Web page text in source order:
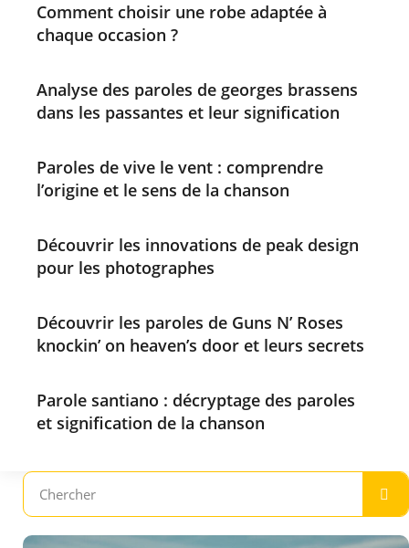
Comment choisir une robe adaptée à
chaque occasion ?
Analyse des paroles de georges brassens
dans les passantes et leur signification
Paroles de vive le vent : comprendre
l’origine et le sens de la chanson
Découvrir les innovations de peak design
pour les photographes
Découvrir les paroles de Guns N’ Roses
knockin’ on heaven’s door et leurs secrets
Parole santiano : décryptage des paroles
et signification de la chanson